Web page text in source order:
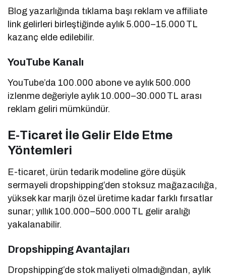
Blog yazarlığında tıklama başı reklam ve affiliate
link gelirleri birleştiğinde aylık 5.000–15.000 TL
kazanç elde edilebilir.
YouTube Kanalı
YouTube’da 100.000 abone ve aylık 500.000
izlenme değeriyle aylık 10.000–30.000 TL arası
reklam geliri mümkündür.
E-Ticaret İle Gelir Elde Etme
Yöntemleri
E-ticaret, ürün tedarik modeline göre düşük
sermayeli dropshipping’den stoksuz mağazacılığa,
yüksek kar marjlı özel üretime kadar farklı fırsatlar
sunar; yıllık 100.000–500.000 TL gelir aralığı
yakalanabilir.
Dropshipping Avantajları
Dropshipping’de stok maliyeti olmadığından, aylık